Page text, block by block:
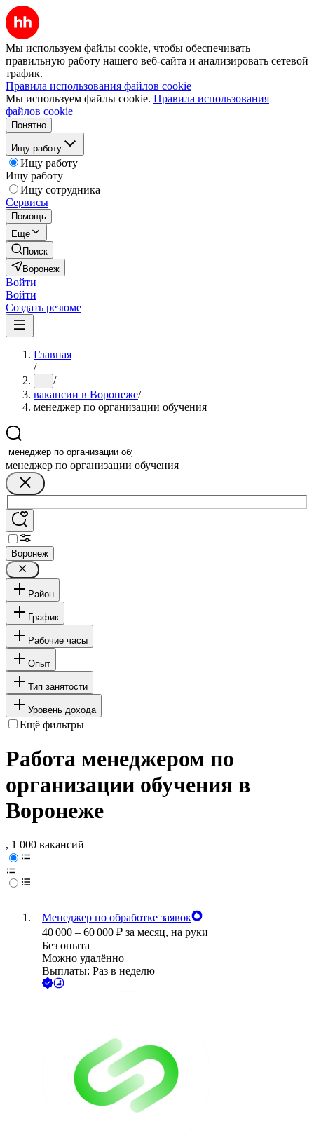
Мы используем файлы cookie, чтобы обеспечивать
правильную работу нашего веб-сайта и анализировать сетевой
трафик.
Правила использования файлов cookie
Мы используем файлы cookie. Правила использования
файлов cookie
Понятно
Ищу работу
Ищу работу
Ищу работу
Ищу сотрудника
Сервисы
Помощь
Ещё
Поиск
Воронеж
Войти
Войти
Создать резюме
Главная
/
... /
вакансии в Воронеже/
менеджер по организации обучения
менеджер по организации обучения
Воронеж
Район
График
Рабочие часы
Опыт
Тип занятости
Уровень дохода
Ещё фильтры
Работа менеджером по
организации обучения в
Воронеже
, 1 000 вакансий
Менеджер по обработке заявок
40 000 – 60 000 ₽ за месяц, на руки
Без опыта
Можно удалённо
Выплаты: Раз в неделю